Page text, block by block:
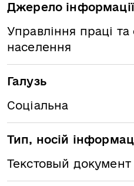
Джерело інформації
Управління праці та
населення
Галузь
Соціальна
Тип, носій
Текстовый документ